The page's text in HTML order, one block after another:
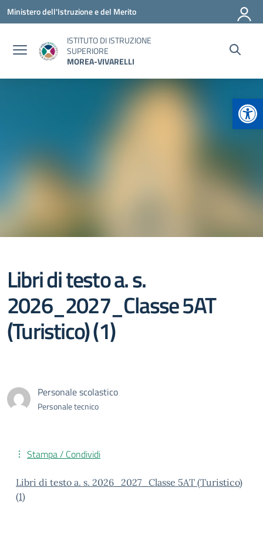
Vai ai contenuti
Vai al menu di navigazione
Vai al footer
Ministero dell'Istruzione e del Merito
ISTITUTO DI ISTRUZIONE
SUPERIORE
MOREA-VIVARELLI
Libri di testo a. s.
2026_2027_Classe 5AT
(Turistico) (1)
Personale scolastico
Personale tecnico
Stampa / Condividi
Libri di testo a. s. 2026_2027_Classe 5AT (Turistico)
(1)